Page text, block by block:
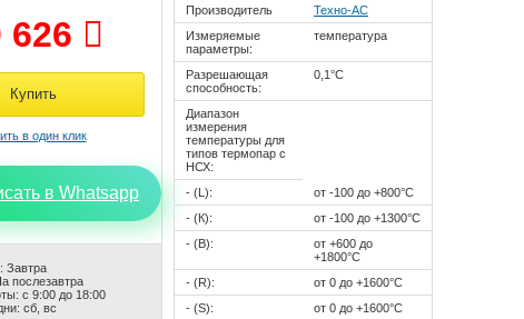
626
в Whatsapp
Завтра
послезавтра
с 9:00 до 18:00
сб, вс
Производитель
Техно-АС
Измеряемые
параметры:
температура
Разрешающая
способность:
0,1°С
Диапазон
измерения
температуры для
типов термопар с
НСХ:
- (L):
от -100 до +800°С
- (К):
от -100 до +1300°С
- (В):
от +600 до
+1800°С
- (R):
от 0 до +1600°С
- (S):
от 0 до +1600°С